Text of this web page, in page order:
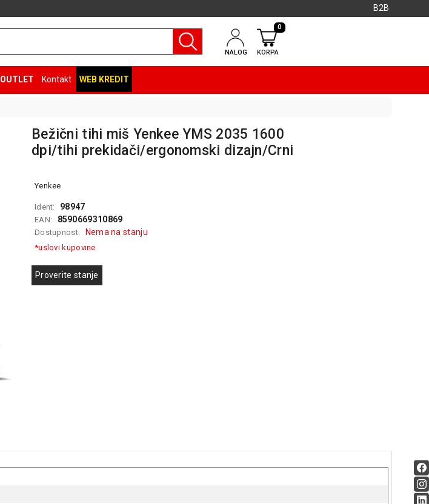
B2B
NALOG KORPA
0
OUTLET Kontakt WEB KREDIT
Bežični tihi miš Yenkee YMS 2035 1600
dpi/tihi prekidači/ergonomski dizajn/Crni
Yenkee
Ident: 98947
EAN: 8590669310869
Dostupnost: Nema na stanju
*uslovi kupovine
Proverite stanje